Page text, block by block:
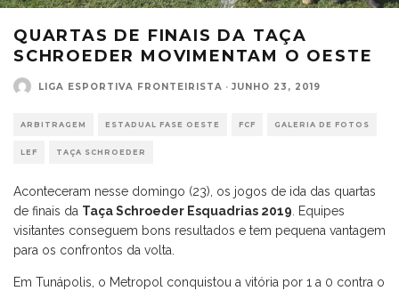
QUARTAS DE FINAIS DA TAÇA
SCHROEDER MOVIMENTAM O OESTE
LIGA ESPORTIVA FRONTEIRISTA · JUNHO 23, 2019
ARBITRAGEM ESTADUAL FASE OESTE FCF GALERIA DE FOTOS
LEF TAÇA SCHROEDER
Aconteceram nesse domingo (23), os jogos de ida das quartas
de finais da Taça Schroeder Esquadrias 2019 . Equipes
visitantes conseguem bons resultados e tem pequena vantagem
para os confrontos da volta.
Em Tunápolis, o Metropol conquistou a vitória por 1 a 0 contra o